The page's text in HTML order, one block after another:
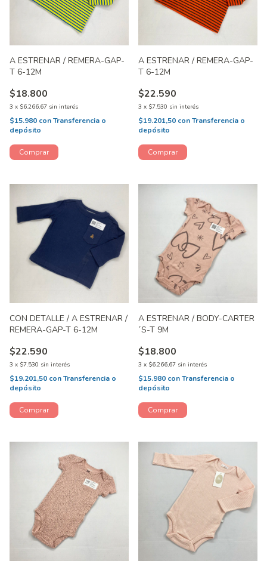
A ESTRENAR / REMERA-GAP-
T 6-12M
$18.800
3 x $6.266,67 sin interés
$15.980 conTransferencia o
depósito
A ESTRENAR / REMERA-GAP-
T 6-12M
$22.590
3 x $7.530 sin interés
$19.201,50 conTransferencia o
depósito
CON DETALLE / A ESTRENAR /
REMERA-GAP-T 6-12M
$22.590
3 x $7.530 sin interés
$19.201,50 conTransferencia o
depósito
A ESTRENAR / BODY-CARTER
´S-T 9M
$18.800
3 x $6.266,67 sin interés
$15.980 conTransferencia o
depósito